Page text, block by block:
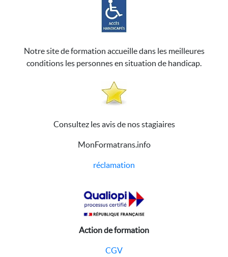
Notre site de formation accueille dans les meilleures
conditions les personnes en situation de handicap.
Consultez les avis de nos stagiaires
MonFormatrans.info
réclamation
Action de formation
CGV